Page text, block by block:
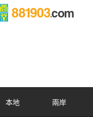
本地 兩岸